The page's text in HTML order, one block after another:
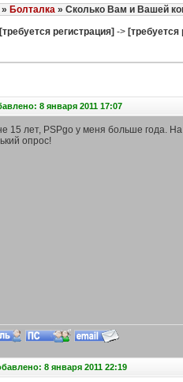
» Болталка» Сколько Вам и Вашей
[требуется регистрация] -> [требуется
8 января 2011 17:07
15 лет, PSPgo у меня больше года.
опрос!
8 января 2011 22:19